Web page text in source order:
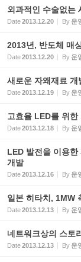
외과적인 수술없는
Date2013.12.20 By 운
2013년, 반도체 매
Date2013.12.20 By 운
새로운 자왜재료 개
Date2013.12.19 By 운
고효율 LED를 위
Date2013.12.18 By 운
LED 발전을 이용
개발
Date2013.12.16 By 운
일본 히타치, 1MW
Date2013.12.13 By 운
네트워크상의 스토
Date2013.12.13 By 운